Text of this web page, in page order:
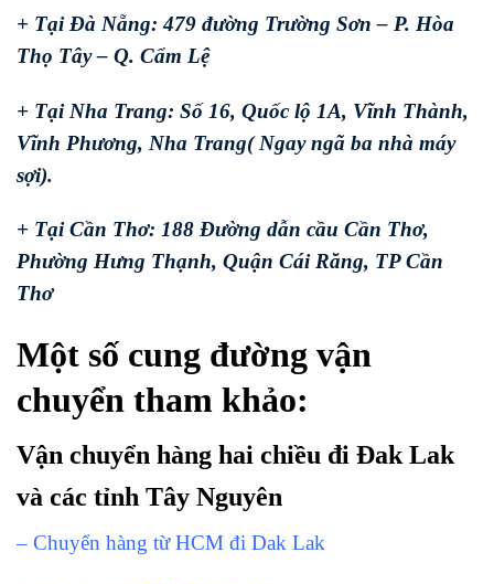
+ Tại Đà Nẵng: 479 đường Trường Sơn – P. Hòa
Thọ Tây – Q. Cẩm Lệ
+ Tại Nha Trang: Số 16, Quốc lộ 1A, Vĩnh Thành,
Vĩnh Phương, Nha Trang( Ngay ngã ba nhà máy
sợi).
+ Tại Cần Thơ: 188 Đường dẫn cầu Cần Thơ,
Phường Hưng Thạnh, Quận Cái Răng, TP Cần
Thơ
Một số cung đường vận
chuyển tham khảo:
Vận chuyển hàng hai chiều đi Đak Lak
và các tỉnh Tây Nguyên
– Chuyển hàng từ HCM đi Dak Lak